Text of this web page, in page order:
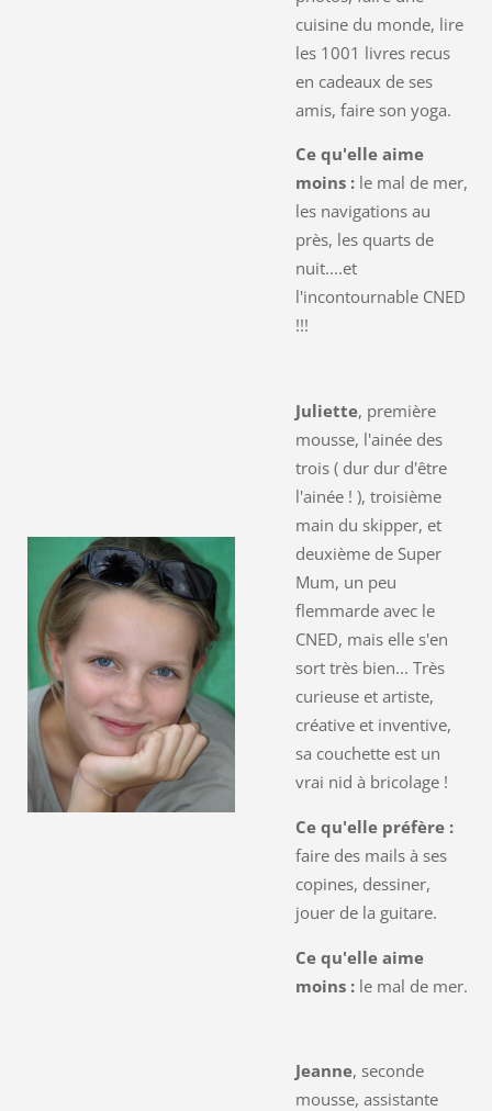
cuisine du monde, lire
les 1001 livres recus
en cadeaux de ses
amis, faire son yoga.
Ce qu'elle aime
moins : le mal de mer,
les navigations au
près, les quarts de
nuit....et
l'incontournable CNED
!!!
Juliette, première
mousse, l'ainée des
trois ( dur dur d'être
l'ainée ! ), troisième
main du skipper, et
deuxième de Super
Mum, un peu
flemmarde avec le
CNED, mais elle s'en
sort très bien... Très
curieuse et artiste,
créative et inventive,
sa couchette est un
vrai nid à bricolage !
Ce qu'elle préfère :
faire des mails à ses
copines, dessiner,
jouer de la guitare.
Ce qu'elle aime
moins : le mal de mer.
Jeanne, seconde
mousse, assistante